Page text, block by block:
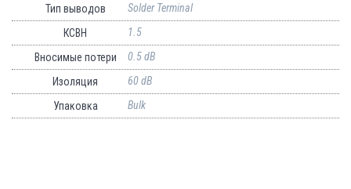
Тип выводов
Solder Terminal
КСВН
1.5
Вносимые потери
0.5 dB
Изоляция
60 dB
Упаковка
Bulk